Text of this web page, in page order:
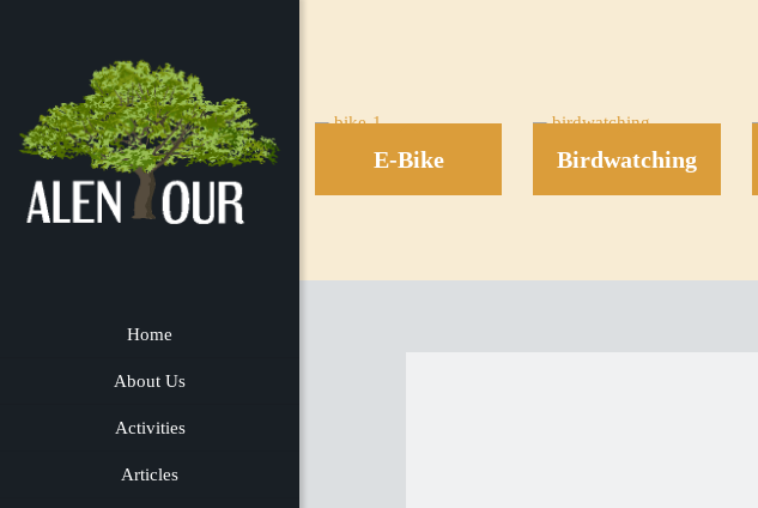
Home
About Us
Activities
Articles
E-Bike Birdwatching